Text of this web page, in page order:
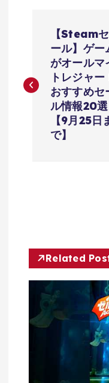
ナ
ン
【Steamセ
ール】ゲー
がオールマ
トレジャー
おすすめセ
ル情報20選
【9月25日
で】
Related